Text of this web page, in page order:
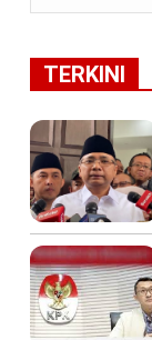
TERKINI